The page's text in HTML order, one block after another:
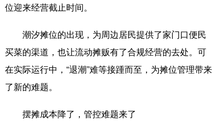
图片 中央文件
食品 人居 信息化 乡村振兴
溯源中国 城市 旅游 能源
会展 彩票 娱乐 时尚
亚太网 上市公司 投教基地
位迎来经营截止时间。
潮汐摊位的出现，为周边居民提供了家门口便民
买菜的渠道，也让流动摊贩有了合规经营的去处。可
在实际运行中，“退潮”难等接踵而至，为摊位管理带来
了新的难题。
摆摊成本降了，管控难题来了